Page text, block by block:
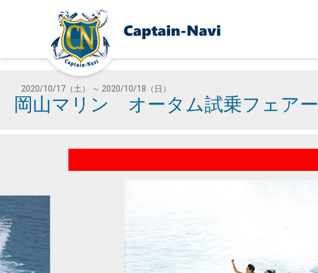
2020/10/17（土） ～ 2020/10/18（日）
岡山マリン オータム試乗フェアー